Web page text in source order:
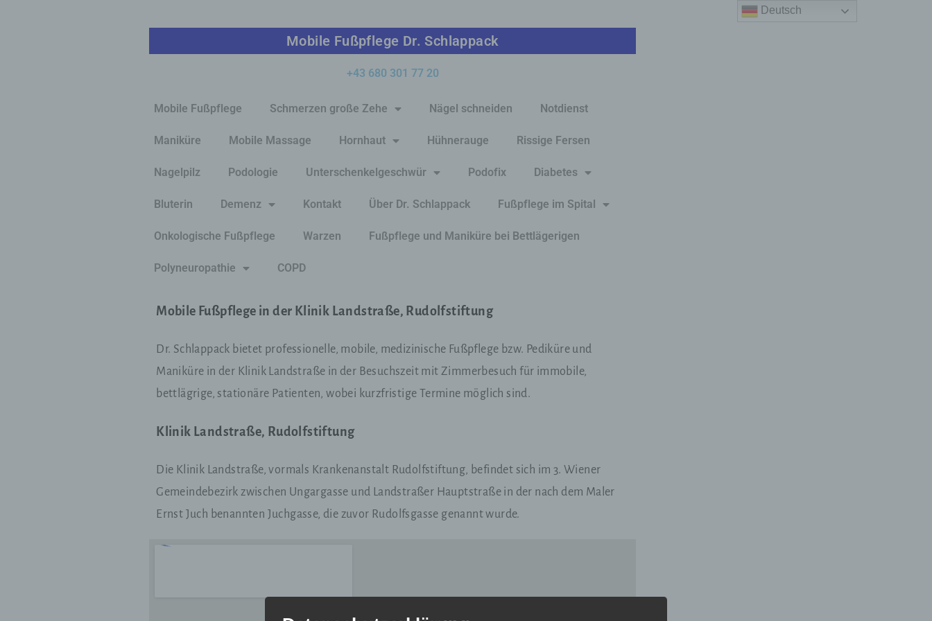
Mobile Fußpflege Dr. Schlappack
+43 680 301 77 20
Mobile Fußpflege Schmerzen große Zehe Nägel schneiden Notdienst
Maniküre Mobile Massage Hornhaut Hühnerauge Rissige Fersen
Nagelpilz Podologie Unterschenkelgeschwür Podofix Diabetes
Bluterin Demenz Kontakt Über Dr. Schlappack Fußpflege im Spital
Onkologische Fußpflege Warzen Fußpflege und Maniküre bei Bettlägerigen
Polyneuropathie COPD
Mobile Fußpflege in der Klinik Landstraße, Rudolfstiftung
Dr. Schlappack bietet professionelle, mobile, medizinische Fußpflege bzw. Pediküre und
Maniküre in der Klinik Landstraße in der Besuchszeit mit Zimmerbesuch für immobile,
bettlägrige, stationäre Patienten, wobei kurzfristige Termine möglich sind.
Klinik Landstraße, Rudolfstiftung
Die Klinik Landstraße, vormals Krankenanstalt Rudolfstiftung, befindet sich im 3. Wiener
Gemeindebezirk zwischen Ungargasse und Landstraßer Hauptstraße in der nach dem Maler
Ernst Juch benannten Juchgasse, die zuvor Rudolfsgasse genannt wurde.
Deutsch